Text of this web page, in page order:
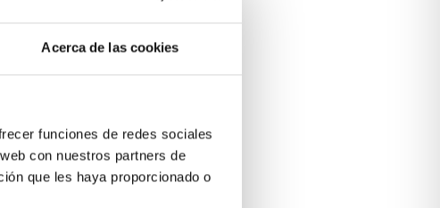
Acerca de las cookies
funciones de redes sociales
con nuestros partners de
que les haya proporcionado o